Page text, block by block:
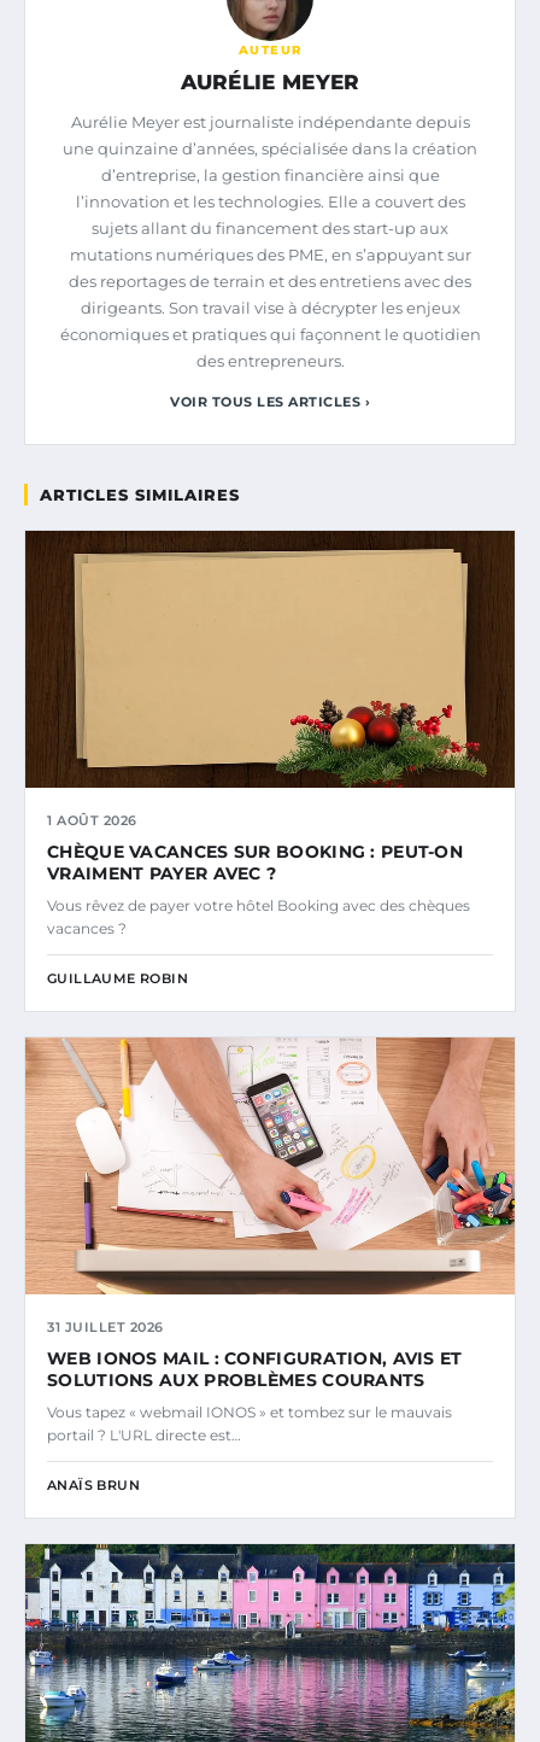
AUTEUR
AURÉLIE MEYER
Aurélie Meyer est journaliste indépendante depuis
une quinzaine d’années, spécialisée dans la création
d’entreprise, la gestion financière ainsi que
l’innovation et les technologies. Elle a couvert des
sujets allant du financement des start-up aux
mutations numériques des PME, en s’appuyant sur
des reportages de terrain et des entretiens avec des
dirigeants. Son travail vise à décrypter les enjeux
économiques et pratiques qui façonnent le quotidien
des entrepreneurs.
VOIR TOUS LES ARTICLES ›
ARTICLES SIMILAIRES
1 AOÛT 2026
CHÈQUE VACANCES SUR BOOKING : PEUT-ON
VRAIMENT PAYER AVEC ?
Vous rêvez de payer votre hôtel Booking avec des chèques
vacances ?
GUILLAUME ROBIN
31 JUILLET 2026
WEB IONOS MAIL : CONFIGURATION, AVIS ET
SOLUTIONS AUX PROBLÈMES COURANTS
Vous tapez « webmail IONOS » et tombez sur le mauvais
portail ? L'URL directe est…
ANAÏS BRUN